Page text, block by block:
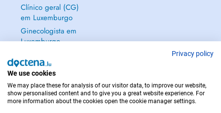
Clínico geral (CG)
em Luxemburgo
Ginecologista em
Luxemburgo
EM CASO DE EMERGÊNCIA, CONTACTE : 112
Privacy policy
We use cookies
We may place these for analysis of our visitor data, to improve our website,
show personalised content and to give you a great website experience. For
more information about the cookies open the cookie manager settings.